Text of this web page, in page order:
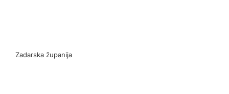
Zadarska županija